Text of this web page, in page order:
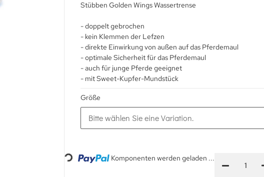
Stübben Golden Wings Wassertrense
- doppelt gebrochen
- kein Klemmen der Lefzen
- direkte Einwirkung von außen auf das Pferdemaul
- optimale Sicherheit für das Pferdemaul
- auch für junge Pferde geeignet
- mit Sweet-Kupfer-Mundstück
Größe
Bitte wählen Sie eine Variation.
Komponenten werden geladen ...